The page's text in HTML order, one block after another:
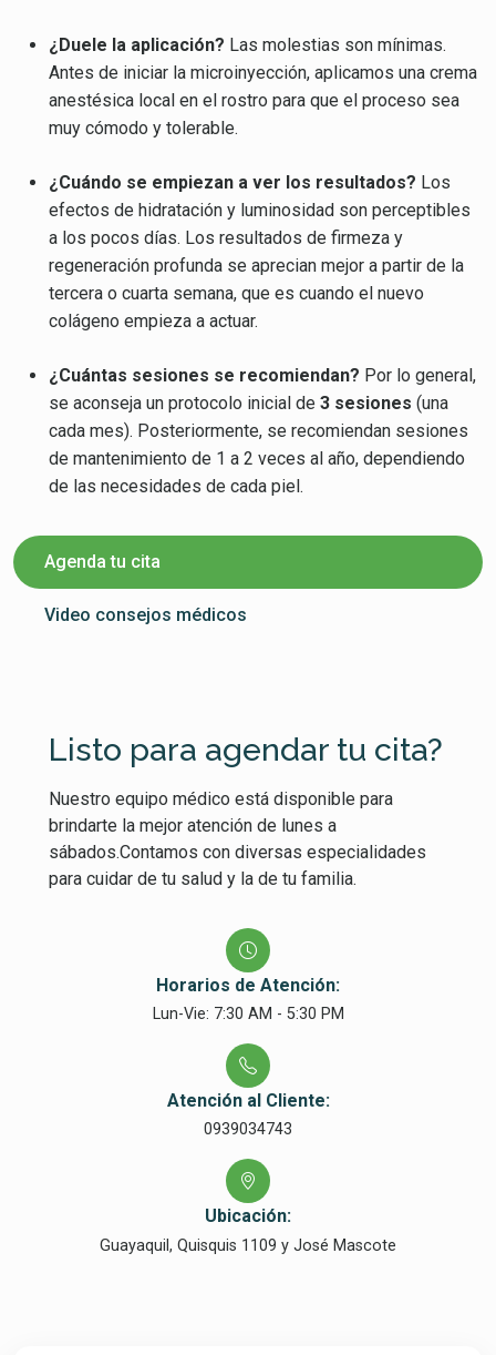
¿Duele la aplicación? Las molestias son mínimas.
Antes de iniciar la microinyección, aplicamos una crema
anestésica local en el rostro para que el proceso sea
muy cómodo y tolerable.
¿Cuándo se empiezan a ver los resultados? Los
efectos de hidratación y luminosidad son perceptibles
a los pocos días. Los resultados de firmeza y
regeneración profunda se aprecian mejor a partir de la
tercera o cuarta semana, que es cuando el nuevo
colágeno empieza a actuar.
¿Cuántas sesiones se recomiendan? Por lo general,
se aconseja un protocolo inicial de 3 sesiones (una
cada mes). Posteriormente, se recomiendan sesiones
de mantenimiento de 1 a 2 veces al año, dependiendo
de las necesidades de cada piel.
Agenda tu cita
Video consejos médicos
Listo para agendar tu cita?
Nuestro equipo médico está disponible para
brindarte la mejor atención de lunes a
sábados.Contamos con diversas especialidades
para cuidar de tu salud y la de tu familia.
Horarios de Atención:
Lun-Vie: 7:30 AM - 5:30 PM
Atención al Cliente:
0939034743
Ubicación:
Guayaquil, Quisquis 1109 y José Mascote